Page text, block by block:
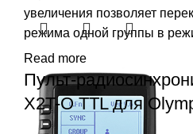
увеличения позволяет
режима одной группы в
Read more
Пульт-
X2T-O TTL для